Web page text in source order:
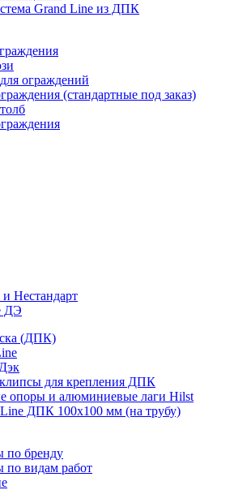
Grand Line из ДПК
ограждений
(стандартные под заказ)
Нестандарт
ДЭ
(ДПК)
для крепления ДПК
опоры и алюминиевые лаги Hilst
ДПК 100х100 мм (на трубу)
по бренду
по видам работ